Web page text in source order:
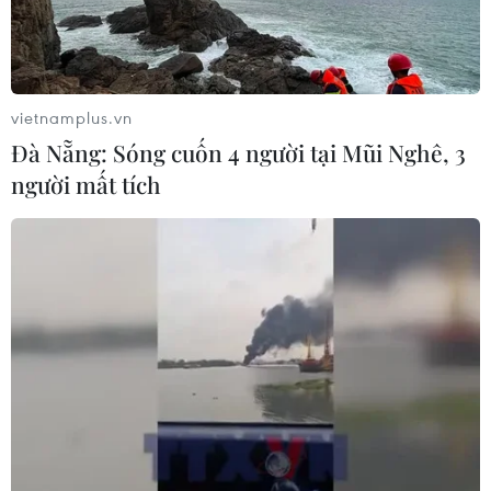
Áp thấp nhiệt đới đổi hướng trên
vùng biển phía Đông khu vực vịnh
Bắc Bộ
07/08/2026 23:29
Campuchia nỗ lực bảo tồn động vật
hoang dã trước nguy cơ tuyệt chủng
Áp thấp nhiệt đới trên vịnh Bắc Bộ sẽ
gây ảnh hưởng thế nào tới Việt Nam?
vietnamplus.vn
Đà Nẵng: Sóng cuốn 4 người tại Mũi Nghê, 3
người mất tích